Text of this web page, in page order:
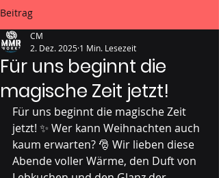
Beitrag
Für uns beginnt die
magische Zeit jetzt!
CM
2. Dez. 2025 1 Min. Lesezeit
Für uns beginnt die magische Zeit
jetzt! ✨ Wer kann Weihnachten auch
kaum erwarten? 🎅 Wir lieben diese
Abende voller Wärme, den Duft von